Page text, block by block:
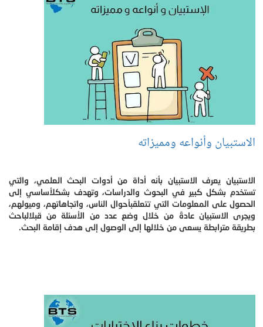
الاستبيان وأنواعه ومميزاته
الاستبيان يعرف الاستبيان بأنه أداة من أدوات البحث العلمي، والتي
تستخدم بشكل كبير في البحوث والدراسات، وتهدف بشكلأساسي إلى
الحصول على المعلومات التي تتعلقبأحوال الناس، واتجاهاتهم، وميولهم،
ويجرى الاستبيان عادةً من خلال وضع عدد من الأسئلة من قبلالباحث
بطريقة مترابطة يسعى من خلالها إلى الوصول إلى هدف إقامة البحث.